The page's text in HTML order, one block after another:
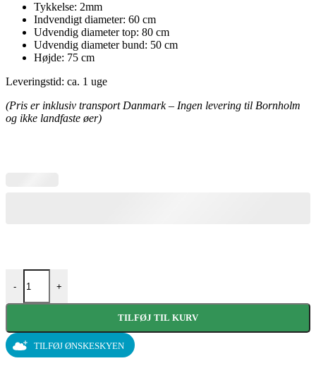
Tykkelse: 2mm
Indvendigt diameter: 60 cm
Udvendig diameter top: 80 cm
Udvendig diameter bund: 50 cm
Højde: 75 cm
Leveringstid: ca. 1 uge
(Pris er inklusiv transport Danmark – Ingen levering til Bornholm
og ikke landfaste øer)
- +
TILFØJ TIL KURV
TILFØJ ØNSKESKYEN